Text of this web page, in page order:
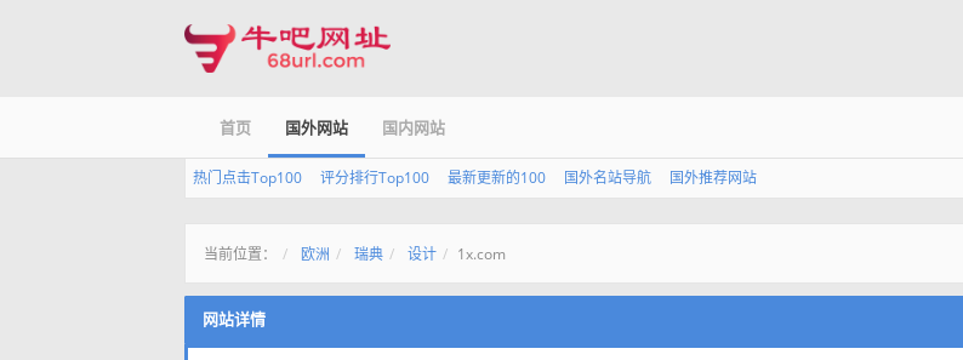
首页 国外网站 国内网站
热门点击Top100 评分排行Top100 最新更新的100 国外名站导航 国外推荐网站
当前位置： 欧洲 瑞典 设计 1x.com
网站详情